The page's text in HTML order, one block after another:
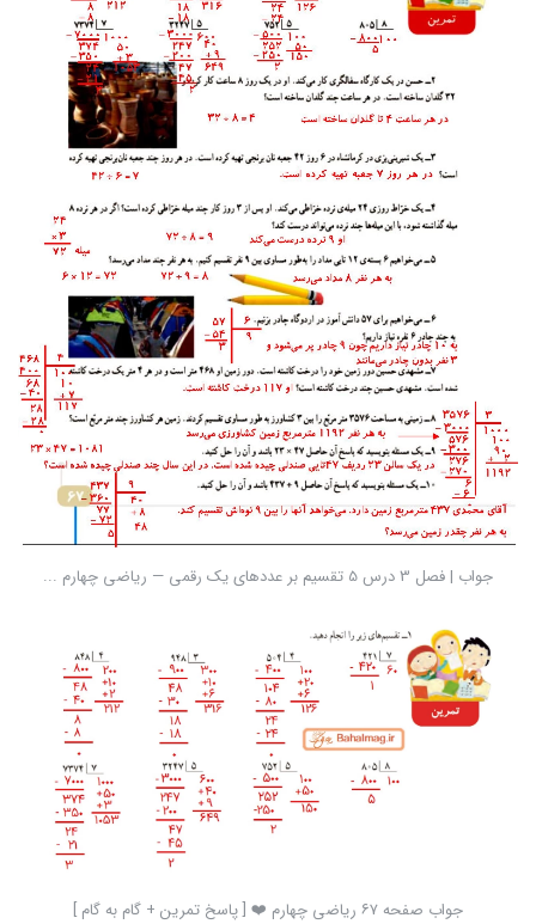
جواب | فصل 3 درس 5 تقسیم بر عددهای یک رقمی — ریاضی چهارم ...
جواب صفحه ۶۷ ریاضی چهارم ❤️ [ پاسخ تمرین + گام به گام ]